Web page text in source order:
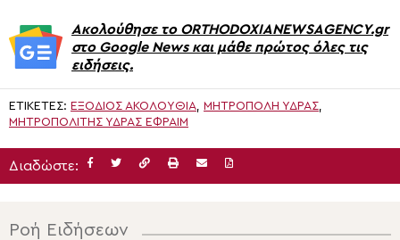
Ακολούθησε το ORTHODOXIANEWSAGENCY.gr
στο Google News και μάθε πρώτος όλες τις
ειδήσεις.
ΕΤΙΚΈΤΕΣ: ΕΞΌΔΙΟΣ ΑΚΟΛΟΥΘΊΑ, ΜΗΤΡΌΠΟΛΗ ΎΔΡΑΣ,
ΜΗΤΡΟΠΟΛΊΤΗΣ ΎΔΡΑΣ ΕΦΡΑΊΜ
Διαδώστε:
Ροή Ειδήσεων